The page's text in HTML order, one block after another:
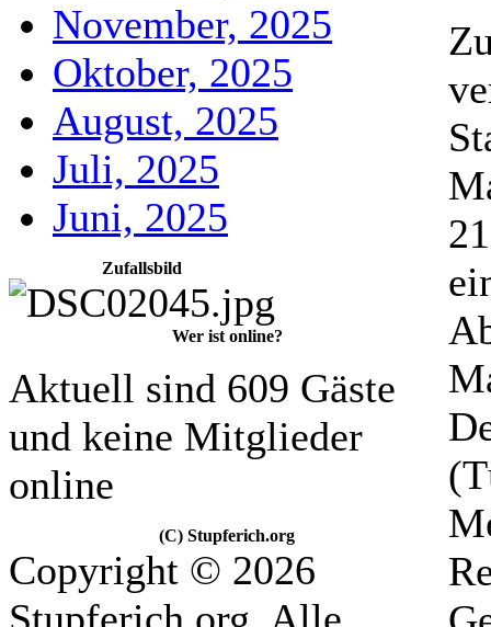
November, 2025
Oktober, 2025
August, 2025
Juli, 2025
Juni, 2025
Zufallsbild
Wer ist online?
Aktuell sind 609 Gäste
und keine Mitglieder
online
(C) Stupferich.org
Copyright © 2026